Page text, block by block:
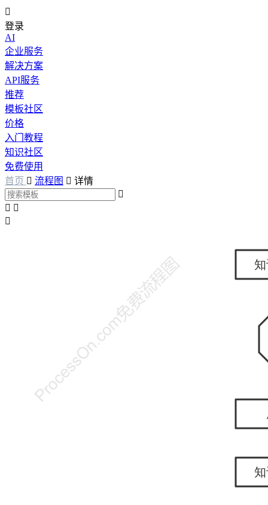

登录
AI
企业服务
解决方案
API服务
推荐
模板社区
价格
入门教程
知识社区
免费使用
首页  流程图  详情

 
